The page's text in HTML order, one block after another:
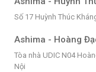
Số 17 Huỳnh Thúc
Ashima - Hoàng
Tòa nhà UDIC N04
Nội